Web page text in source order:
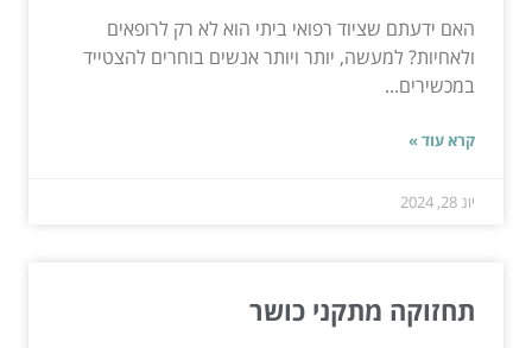
האם ידעתם שציוד רפואי ביתי הוא לא רק לרופאים
ולאחיות? למעשה, יותר ויותר אנשים בוחרים להצטייד
במכשירים...
קרא עוד »
יונ 28, 2024
תחזוקה מתקני כושר